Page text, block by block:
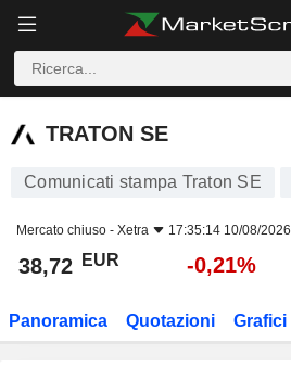
TRATON SE
TRATON SE
Comunicati stampa Traton SE
Mercato chiuso - Xetra 17:35:14 10/08/2026
38,72 EUR -0,21%
Panoramica Quotazioni Grafici